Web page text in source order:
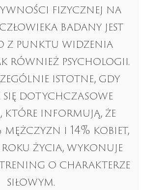
fizycznej na
badany jest
z punktu widzenia
również psychologii.
istotne, gdy
dotychczasowe
które informują, że
mężczyzn i 14% kobiet,
roku życia, wykonuje
o charakterze
siłowym.